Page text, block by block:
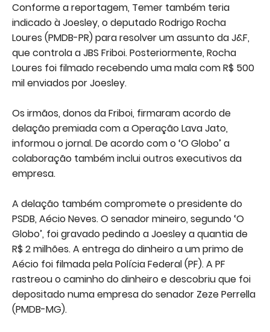
Conforme a reportagem, Temer também teria
indicado à Joesley, o deputado Rodrigo Rocha
Loures (PMDB-PR) para resolver um assunto da J&F,
que controla a JBS Friboi. Posteriormente, Rocha
Loures foi filmado recebendo uma mala com R$ 500
mil enviados por Joesley.
Os irmãos, donos da Friboi, firmaram acordo de
delação premiada com a Operação Lava Jato,
informou o jornal. De acordo com o ‘O Globo’ a
colaboração também inclui outros executivos da
empresa.
A delação também compromete o presidente do
PSDB, Aécio Neves. O senador mineiro, segundo ‘O
Globo’, foi gravado pedindo a Joesley a quantia de
R$ 2 milhões. A entrega do dinheiro a um primo de
Aécio foi filmada pela Polícia Federal (PF). A PF
rastreou o caminho do dinheiro e descobriu que foi
depositado numa empresa do senador Zeze Perrella
(PMDB-MG).